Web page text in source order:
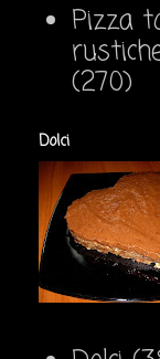
Pizza
(270)
Dolci